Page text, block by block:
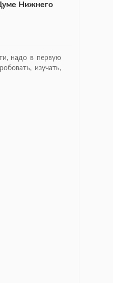
Нижнего
надо в первую
изучать,